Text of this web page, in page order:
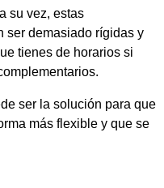
su vez, estas
ser demasiado rígidas y
tienes de horarios si
ser la solución para que
más flexible y que se